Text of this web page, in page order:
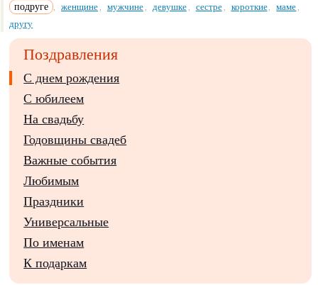
подруге
женщине мужчине девушке сестре короткие маме
другу
Поздравления
С днем рождения
С юбилеем
На свадьбу
Годовщины свадеб
Важные события
Любимым
Праздники
Универсальные
По именам
К подаркам